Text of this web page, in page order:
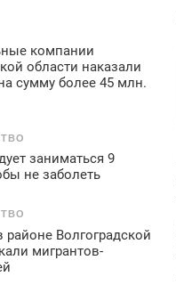
компании
области наказали
сумму более 45 млн.
заниматься 9
не заболеть
Волгоградской
мигрантов-